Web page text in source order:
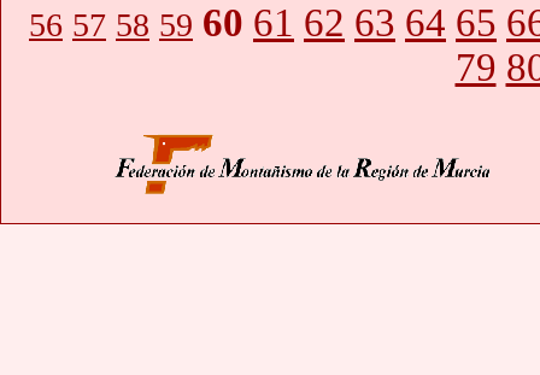
56 57 58 59 60 61 62 63 64 65
79